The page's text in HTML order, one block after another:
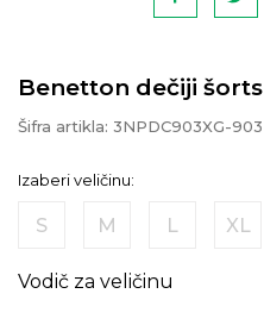
Benetton dečiji šorts
Šifra artikla: 3NPDC903XG-903
Izaberi veličinu:
S M L XL
Vodič za veličinu